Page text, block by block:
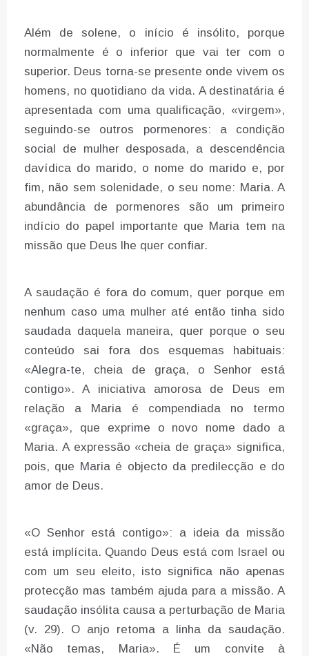
Além de solene, o início é insólito, porque
normalmente é o inferior que vai ter com o
superior. Deus torna-se presente onde vivem os
homens, no quotidiano da vida. A destinatária é
apresentada com uma qualificação, «virgem»,
seguindo-se outros pormenores: a condição
social de mulher desposada, a descendência
davídica do marido, o nome do marido e, por
fim, não sem solenidade, o seu nome: Maria. A
abundância de pormenores são um primeiro
indício do papel importante que Maria tem na
missão que Deus lhe quer confiar.
A saudação é fora do comum, quer porque em
nenhum caso uma mulher até então tinha sido
saudada daquela maneira, quer porque o seu
conteúdo sai fora dos esquemas habituais:
«Alegra-te, cheia de graça, o Senhor está
contigo». A iniciativa amorosa de Deus em
relação a Maria é compendiada no termo
«graça», que exprime o novo nome dado a
Maria. A expressão «cheia de graça» significa,
pois, que Maria é objecto da predilecção e do
amor de Deus.
«O Senhor está contigo»: a ideia da missão
está implícita. Quando Deus está com Israel ou
com um seu eleito, isto significa não apenas
protecção mas também ajuda para a missão. A
saudação insólita causa a perturbação de Maria
(v. 29). O anjo retoma a linha da saudação.
«Não temas, Maria». É um convite à